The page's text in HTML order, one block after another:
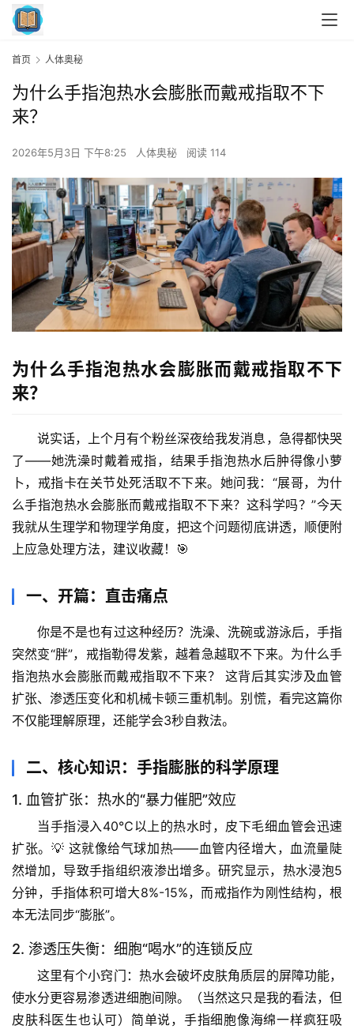
首页 人体奥秘
为什么手指泡热水会膨胀而戴戒指取不下
来？
2026年5月3日 下午8:25 人体奥秘 阅读 114
为什么手指泡热水会膨胀而戴戒指取不下
来？
说实话，上个月有个粉丝深夜给我发消息，急得都快哭
了——她洗澡时戴着戒指，结果手指泡热水后肿得像小萝
卜，戒指卡在关节处死活取不下来。她问我：“展哥，为什
么手指泡热水会膨胀而戴戒指取不下来？这科学吗？”今天
我就从生理学和物理学角度，把这个问题彻底讲透，顺便附
上应急处理方法，建议收藏！🎯
一、开篇：直击痛点
你是不是也有过这种经历？洗澡、洗碗或游泳后，手指
突然变“胖”，戒指勒得发紫，越着急越取不下来。 为什么手
指泡热水会膨胀而戴戒指取不下来？
这背后其实涉及血管
扩张、渗透压变化和机械卡顿三重机制。别慌，看完这篇你
不仅能理解原理，还能学会3秒自救法。
二、核心知识：手指膨胀的科学原理
1. 血管扩张：热水的“暴力催肥”效应
当手指浸入40℃以上的热水时，皮下毛细血管会迅速
扩张。💡 这就像给气球加热——血管内径增大，血流量陡
然增加，导致手指组织液渗出增多。研究显示，热水浸泡5
分钟，手指体积可增大8%-15%，而戒指作为刚性结构，根
本无法同步“膨胀”。
2. 渗透压失衡：细胞“喝水”的连锁反应
这里有个小窍门：热水会破坏皮肤角质层的屏障功能，
使水分更容易渗透进细胞间隙。（当然这只是我的看法，但
皮肤科医生也认可）简单说，手指细胞像海绵一样疯狂吸